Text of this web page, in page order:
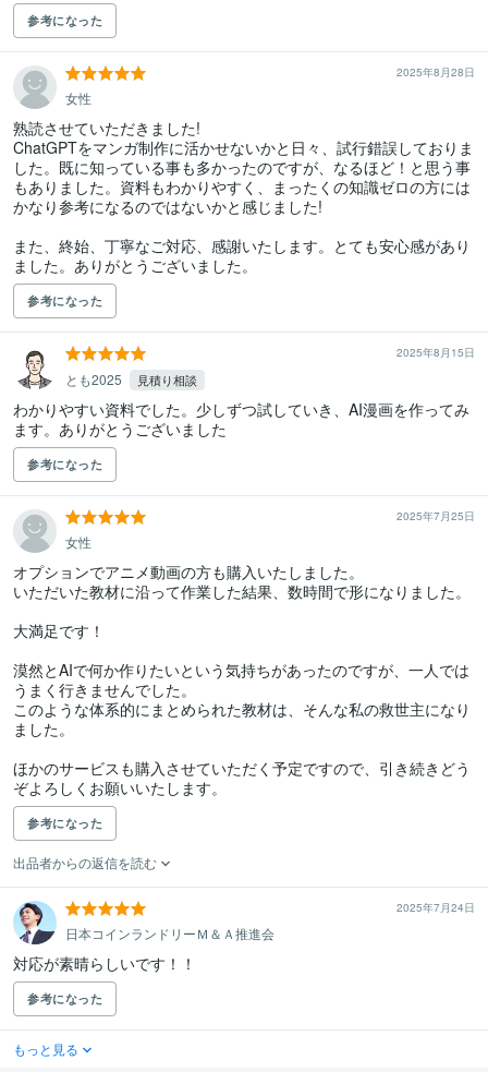
参考になった
2025年8月28日
女性
熟読させていただきました!
ChatGPTをマンガ制作に活かせないかと日々、試行錯誤しておりま
した。既に知っている事も多かったのですが、なるほど！と思う事
もありました。資料もわかりやすく、まったくの知識ゼロの方には
かなり参考になるのではないかと感じました!
また、終始、丁寧なご対応、感謝いたします。とても安心感があり
ました。ありがとうございました。
参考になった
2025年8月15日
とも2025 見積り相談
わかりやすい資料でした。少しずつ試していき、AI漫画を作ってみ
ます。ありがとうございました
参考になった
2025年7月25日
女性
オプションでアニメ動画の方も購入いたしました。
いただいた教材に沿って作業した結果、数時間で形になりました。
大満足です！
漠然とAIで何か作りたいという気持ちがあったのですが、一人では
うまく行きませんでした。
このような体系的にまとめられた教材は、そんな私の救世主になり
ました。
ほかのサービスも購入させていただく予定ですので、引き続きどう
ぞよろしくお願いいたします。
参考になった
出品者からの返信を読む
2025年7月24日
日本コインランドリーＭ＆Ａ推進会
対応が素晴らしいです！！
参考になった
もっと見る